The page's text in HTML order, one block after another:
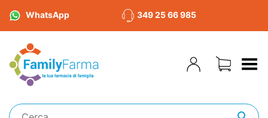
WhatsApp 349 25 66 985
Toggle Menu